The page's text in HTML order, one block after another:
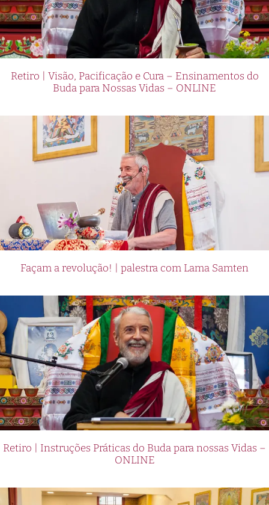
Retiro | Visão, Pacificação e Cura – Ensinamentos do
Buda para Nossas Vidas – ONLINE
Façam a revolução! | palestra com Lama Samten
Retiro | Instruções Práticas do Buda para nossas Vidas –
ONLINE